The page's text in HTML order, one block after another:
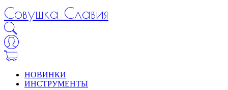
Совушка Славия
НОВИНКИ
ИНСТРУМЕНТЫ